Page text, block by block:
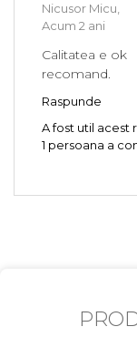
Nicusor Micu,
Acum 2 ani
Calitatea e ok
recomand.
Raspunde
A fost util acest
1 persoana a